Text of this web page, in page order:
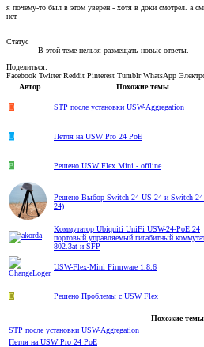
я почему-то был в этом уверен - хотя в доки смотрел. а
нет.
Статус
В этой теме нельзя размещать новые ответы.
Поделиться:
Facebook Twitter Reddit Pinterest Tumblr WhatsApp
Автор
Похожие темы
D STP после установки USW-Aggregation
D Петля на USW Pro 24 PoE
B Решено USW Flex Mini - offline
Решено Выбор Switch 24 US-24 и Switch
24)
Коммутатор Ubiquiti UniFi USW-24-PoE 24
портовый управляемый гигабитный
802.3at и SFP
USW-Flex-Mini Firmware 1.8.6
D Решено Проблемы с USW Flex
Похожие темы
STP после установки USW-Aggregation
Петля на USW Pro 24 PoE